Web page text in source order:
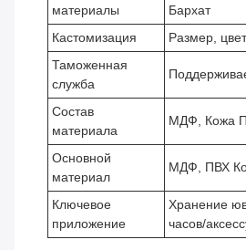
материалы
Бархат
Кастомизация
Размер,
Таможенная
служба
Состав
материала
МДФ, Кожа
Основной
материал
МДФ, ПВХ
Ключевое
приложение
Хранение
часов/